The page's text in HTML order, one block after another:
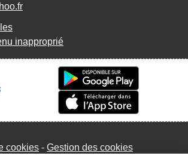
inapproprié
cookies Gestion des cookies